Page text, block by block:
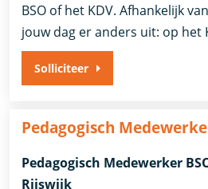
BSO of het KDV. Afhankelijk
jouw dag er anders uit: op het
Solliciteer
Pedagogisch
Pedagogisch Medewerker
Rijswijk